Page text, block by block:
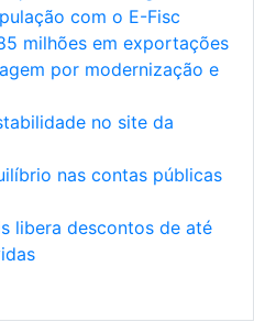
com o E-Fisc
milhões em exportações
por modernização e
no site da
nas contas públicas
libera descontos de até